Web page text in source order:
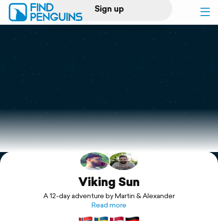
Sign up
Log in
Print a book
Flyover video
Explore
Viking Sun
A 12-day adventure by Martin & Alexander
Read more